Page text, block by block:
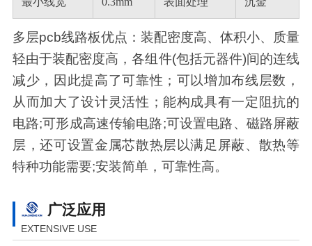
多层pcb线路板优点：装配密度高、体积小、质量
轻由于装配密度高，各组件(包括元器件)间的连线
减少，因此提高了可靠性；可以增加布线层数，
从而加大了设计灵活性；能构成具有一定阻抗的
电路;可形成高速传输电路;可设置电路、磁路屏蔽
层，还可设置金属芯散热层以满足屏蔽、散热等
特种功能需要;安装简单，可靠性高。
广泛应用
EXTENSIVE USE